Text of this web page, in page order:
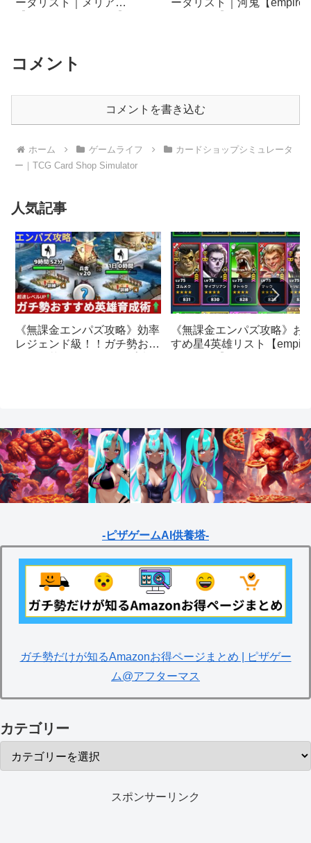
ータリスト｜メリア
ータリスト｜河鬼【empires
コメント
コメントを書き込む
ホーム ゲームライフ
カードショップシミュレータ
ー｜TCG Card Shop Simulator
人気記事
《無課金エンパズ攻略》効率
レジェンド級！！ガチ勢おす
《無課金エンパズ攻略》お
すめ星4英雄リスト【
-ピザゲームAI供養塔-
ガチ勢だけが知るAmazonお得ページまとめ | ピザゲー
ム@アフターマス
カテゴリー
スポンサーリンク